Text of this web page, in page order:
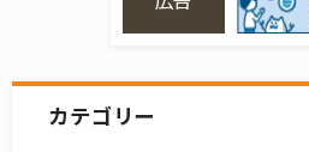
カテゴリー